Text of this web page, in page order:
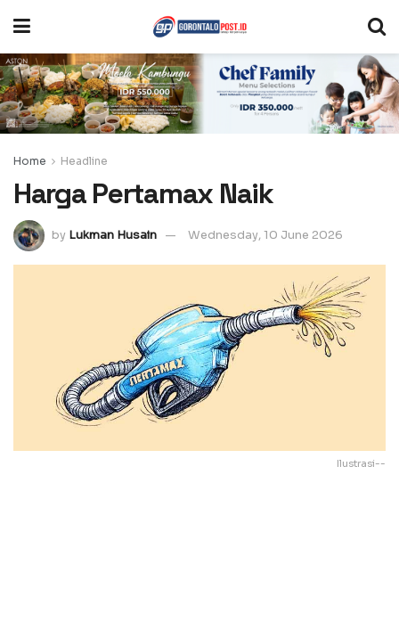
Home Headline
Harga Pertamax Naik
by Lukman Husain Wednesday, 10 June 2026
Ilustrasi--